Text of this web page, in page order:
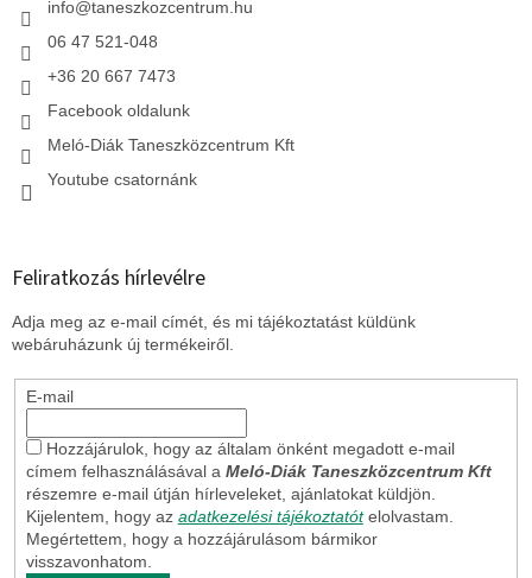
info@taneszkozcentrum.hu
06 47 521-048
+36 20 667 7473
Facebook oldalunk
Meló-Diák Taneszközcentrum Kft
Youtube csatornánk
Feliratkozás hírlevélre
Adja meg az e-mail címét, és mi tájékoztatást küldünk
webáruházunk új termékeiről.
E-mail
Hozzájárulok, hogy az általam önként megadott e-mail
címem felhasználásával a Meló-Diák Taneszközcentrum Kft
részemre e-mail útján hírleveleket, ajánlatokat küldjön.
Kijelentem, hogy az adatkezelési tájékoztatót elolvastam.
Megértettem, hogy a hozzájárulásom bármikor
visszavonhatom.